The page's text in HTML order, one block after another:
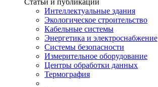
Интеллектуальные здания
Экологическое строительство
Кабельные системы
Энергетика и электроснабжение
Системы безопасности
Измерительное оборудование
Центры обработки данных
Термография